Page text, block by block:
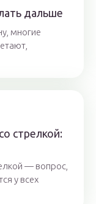
дальше
многие
стрелкой:
— вопрос,
у всех